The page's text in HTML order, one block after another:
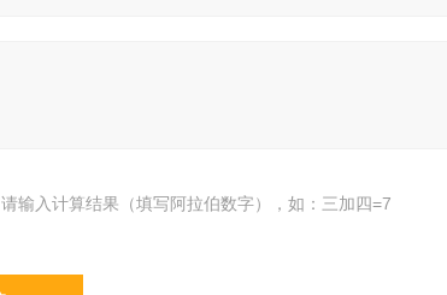
请输入计算结果（填写阿拉伯数字），如：三加四=7